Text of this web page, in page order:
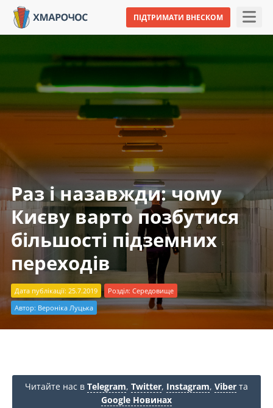
ПІДТРИМАТИ ВНЕСКОМ
Раз і назавжди: чому
Києву варто позбутися
більшості підземних
переходів
Дата публікації: 25.7.2019 Розділ: Середовище
Автор: Вероніка Луцька
Читайте нас в Telegram, Twitter, Instagram, Viber та
Google Новинах